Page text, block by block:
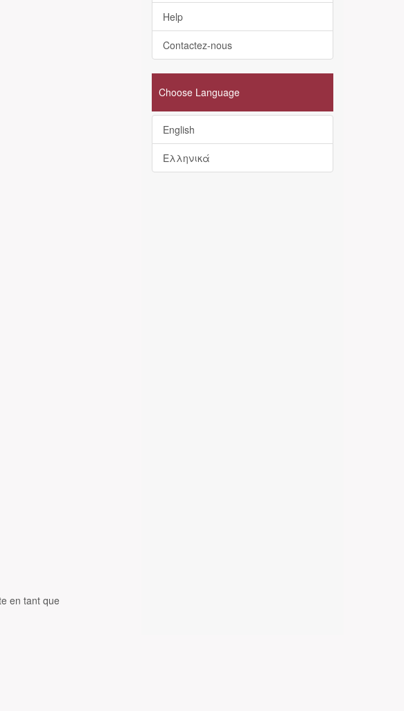
en tant que
Help
Contactez-nous
Choose Language
English
Ελληνικά